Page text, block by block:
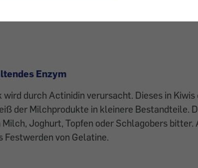
Enzym
durch Actinidin verursacht. Dieses in
der Milchprodukte in kleinere Bestandteile.
Joghurt, Topfen oder Schlagobers bitter.
von Gelatine.